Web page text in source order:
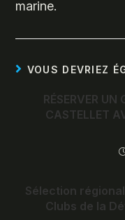
marine.
VOUS DEVRIEZ
RÉSERVER UN
CASTELLET
Sélection
Clubs de la